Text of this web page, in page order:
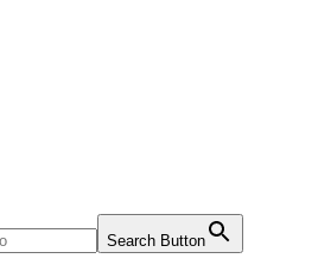
Search Button